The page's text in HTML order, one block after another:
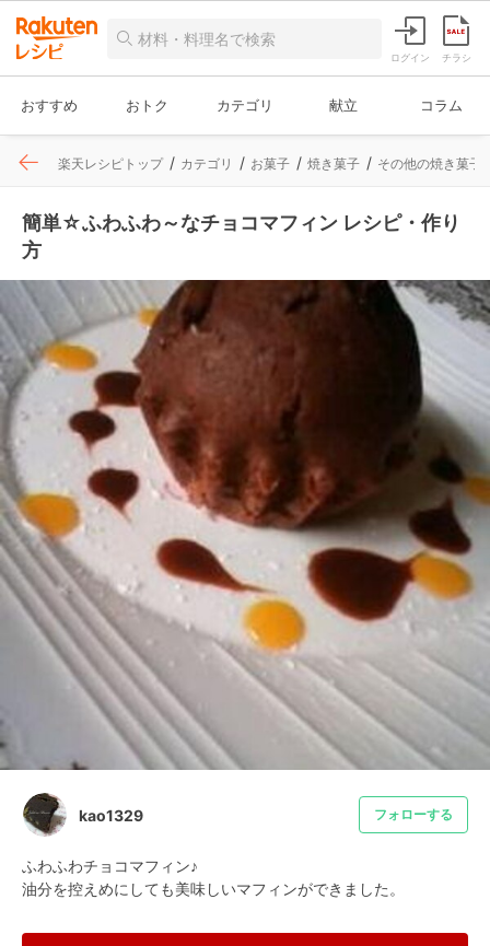
ログイン チラシ
おすすめ おトク カテゴリ 献立 コラム
楽天レシピトップ カテゴリ お菓子 焼き菓子 その他の焼き菓子
簡単☆ふわふわ～なチョコマフィン レシピ・作り
方
kao1329 フォローする
ふわふわチョコマフィン♪
油分を控えめにしても美味しいマフィンができました。